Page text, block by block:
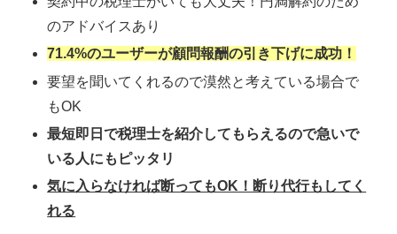
のアドバイスあり
71.4%のユーザーが顧問報酬の引き下げに成功！
要望を聞いてくれるので漠然と考えている場合で
もOK
最短即日で税理士を紹介してもらえるので急いで
いる人にもピッタリ
気に入らなければ断ってもOK！断り代行もしてく
れる